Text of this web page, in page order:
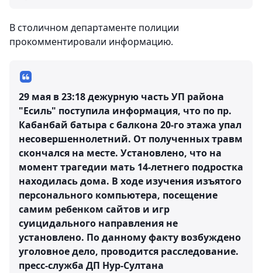
В столичном департаменте полиции
прокомментировали информацию.
29 мая в 23:18 дежурную часть УП района
"Есиль" поступила информация, что по пр.
Кабанбай батыра с балкона 20-го этажа упал
несовершеннолетний. От полученных травм
скончался на месте. Установлено, что на
момент трагедии мать 14-летнего подростка
находилась дома. В ходе изучения изъятого
персонального компьютера, посещение
самим ребенком сайтов и игр
суицидального направления не
установлено. По данному факту возбуждено
уголовное дело, проводится расследование.
пресс-служба ДП Нур-Султана